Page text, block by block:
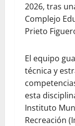
2026, tras
Complejo
Prieto
El equipo
técnica y
esta
Instituto
Recreación